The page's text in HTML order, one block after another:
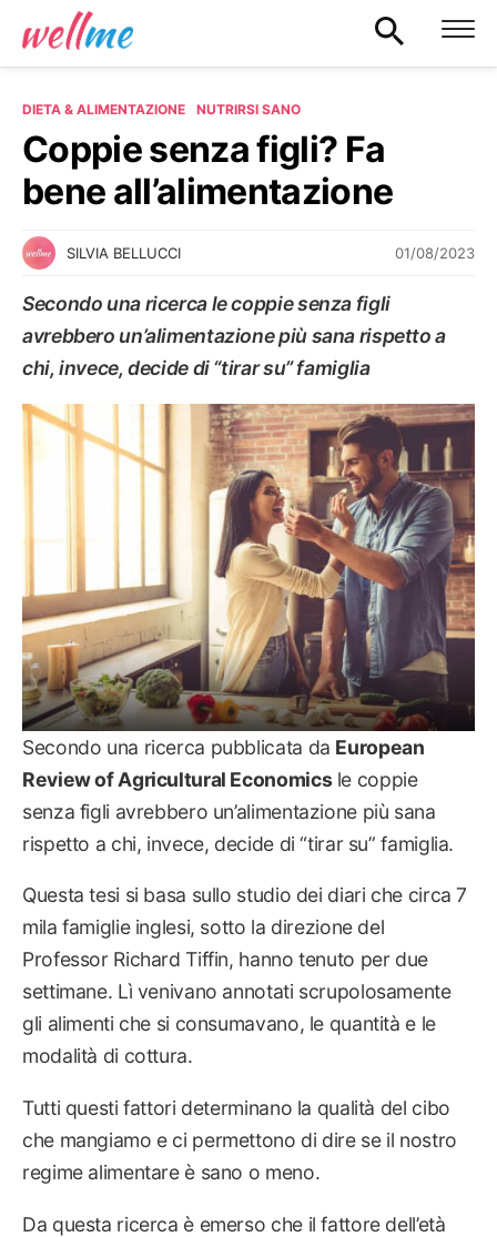
DIETA & ALIMENTAZIONE NUTRIRSI SANO
Coppie senza figli? Fa
bene all’alimentazione
SILVIA BELLUCCI 01/08/2023
Secondo una ricerca le coppie senza figli
avrebbero un’alimentazione più sana rispetto a
chi, invece, decide di “tirar su” famiglia
NUTRIRSI SANO
Secondo una ricerca pubblicata da European
Review of Agricultural Economicsle coppie
senza figli avrebbero un’alimentazione più sana
rispetto a chi, invece, decide di “tirar su” famiglia.
Questa tesi si basa sullo studio dei diari che circa 7
mila famiglie inglesi, sotto la direzione del
Professor Richard Tiffin, hanno tenuto per due
settimane. Lì venivano annotati scrupolosamente
gli alimenti che si consumavano, le quantità e le
modalità di cottura.
Tutti questi fattori determinano la qualità del cibo
che mangiamo e ci permettono di dire se il nostro
regime alimentare è sano o meno.
Da questa ricerca è emerso che il fattore dell’età